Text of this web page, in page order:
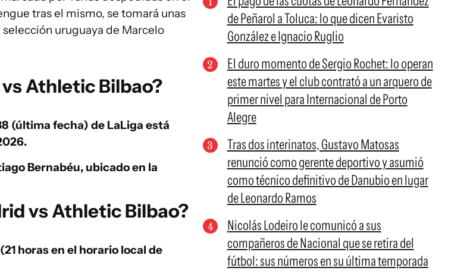
tras el mismo, se tomará unas
uruguaya de Marcelo
Athletic Bilbao?
(última fecha) de LaLiga está
.
Bernabéu, ubicado en la
vs Athletic Bilbao?
horas en el horario local de
de Peñarol a Toluca: lo que dicen Evaristo
González e Ignacio Ruglio
El duro momento de Sergio Rochet: lo operan
este martes y el club contrató a un arquero de
primer nivel para Internacional de Porto
Alegre
Tras dos interinatos, Gustavo Matosas
renunció como gerente deportivo y asumió
como técnico definitivo de Danubio en lugar
de Leonardo Ramos
Nicolás Lodeiro le comunicó a sus
compañeros de Nacional que se retira del
fútbol: sus números en su última temporada